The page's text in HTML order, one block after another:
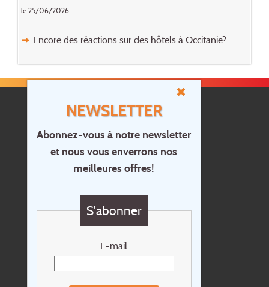
NEWSLETTER
Abonnez-vous à notre newsletter
et nous vous enverrons nos
meilleures offres!
S'abonner
E-mail
le 25/06/2026
Encore des réactions sur des hôtels à Occitanie?
Accueil
Contact
Questions?
Newsletter